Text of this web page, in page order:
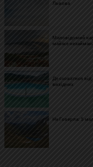
Львова
Маловідомий
майже
Де сховатися
вихідних
Не Говерла: 5